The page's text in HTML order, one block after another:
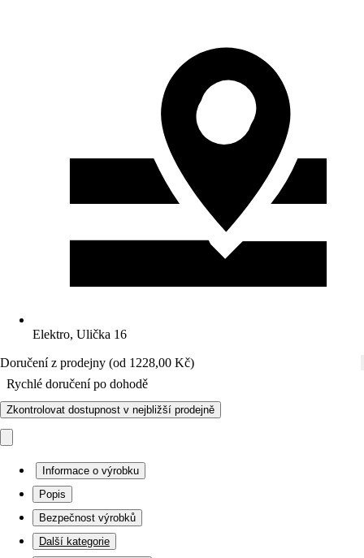
Elektro, Ulička 16
Doručení z prodejny (od 1228,00 Kč)
Rychlé doručení po dohodě
Zkontrolovat dostupnost v nejbližší prodejně
Informace o výrobku
Popis
Bezpečnost výrobků
Další kategorie